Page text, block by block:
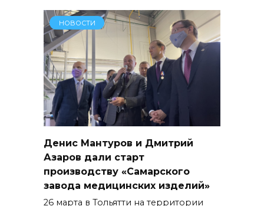
НОВОСТИ
Денис Мантуров и Дмитрий
Азаров дали старт
производству «Самарского
завода медицинских изделий»
26 марта в Тольятти на территории